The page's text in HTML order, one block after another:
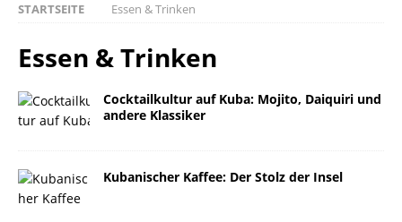
STARTSEITE Essen & Trinken
Essen & Trinken
Cocktailkultur auf Kuba: Mojito, Daiquiri und
andere Klassiker
Kubanischer Kaffee: Der Stolz der Insel